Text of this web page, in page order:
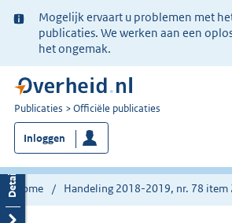
Ter
informatie:
Mogelijk ervaart u problemen met
publicaties. We werken aan een
het ongemak.
U
bent
nu
hier:
Publicaties Officiële publicaties
Inloggen
Home Handeling 2018-2019, nr. 78 item